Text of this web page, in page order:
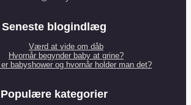
Seneste blogindlæg
Værd at vide om dåb
Hvornår begynder baby at grine?
babyshower og hvornår holder man det?
Populære kategorier